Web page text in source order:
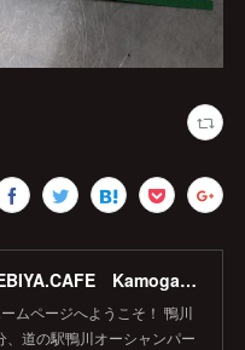
伊勢えびカレーのEBIYA.CAFE Kamogawa 【公式】
ムページへようこそ！ 鴨川
、道の駅鴨川オーシャンパー